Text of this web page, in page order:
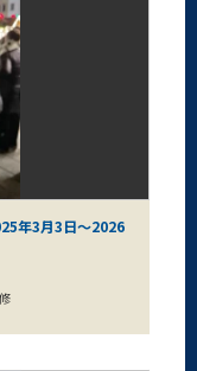
年3月3日～2026